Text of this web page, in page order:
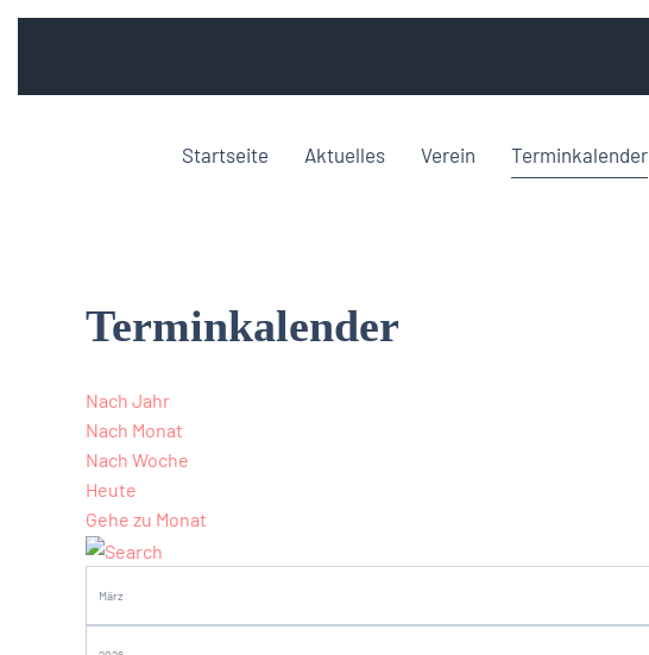
Startseite Aktuelles Verein Terminkalender
Terminkalender
Nach Jahr
Nach Monat
Nach Woche
Heute
Gehe zu Monat